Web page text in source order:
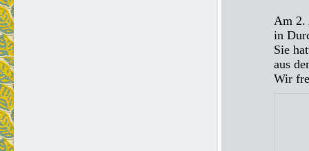
Am 2.
in
Sie
aus
Wir